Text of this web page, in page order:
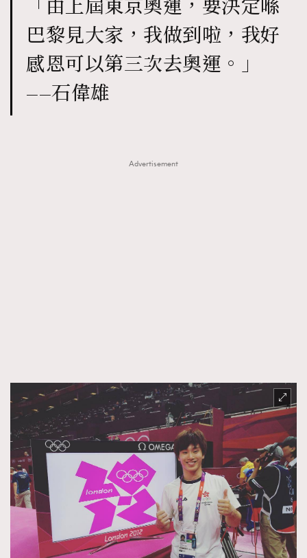
TRENDING
AFrenchMind
DressLikeAParisienne
EmpowerF
FashionWeek
「由上屆東京奧運，要決定喺
巴黎見大家，我做到啦，我好
感恩可以第三次去奧運。」
——石偉雄
Advertisement